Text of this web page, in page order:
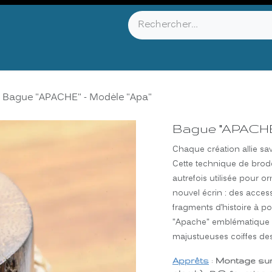
Bague "APACHE" - Modèle "Apa"
Bague
Chaque création allie
Cette technique de
autrefois utilisée pour
nouvel écrin : des
fragments d’histoire à
"Apache"
majustueuses coiffes
Apprêts : Montage